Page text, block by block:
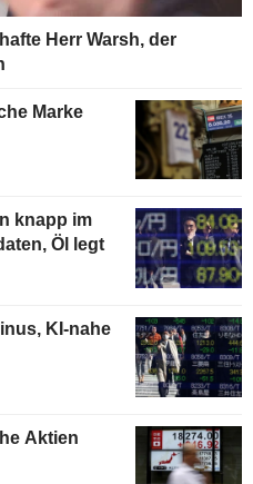
Herr Warsh, der
Marke
knapp im
Öl legt
KI-nahe
Aktien